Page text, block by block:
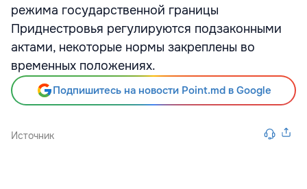
режима государственной границы
Приднестровья регулируются подзаконными
актами, некоторые нормы закреплены во
временных положениях.
Подпишитесь на новости Point.md в Google
Источник